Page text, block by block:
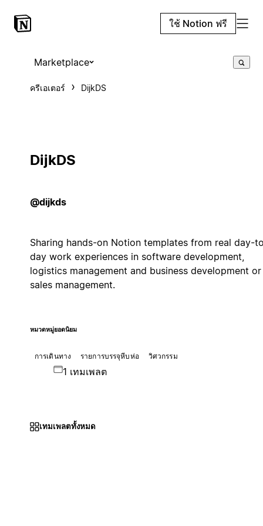
ใช้ Notion ฟรี
Marketplace
ครีเอเตอร์ DijkDS
DijkDS
@dijkds
Sharing hands-on Notion templates from real day-
day work experiences in software development,
logistics management and business development or
sales management.
หมวดหมู่ยอดนิยม
การเดินทาง รายการบรรจุหีบห่อ วิศวกรรม
1 เทมเพลต
เทมเพลตทั้งหมด